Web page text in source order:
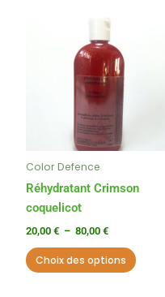
Color Defence
Réhydratant Crimson
coquelicot
20,00 € – 80,00 €
de
prix :
20,00 €
à
80,00 €
Choix des options
variations.
peuvent
être
choisies
sur
la
page
du